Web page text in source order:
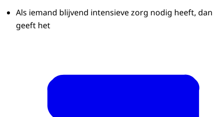
Als iemand blijvend intensieve zorg nodig heeft, dan
geeft het